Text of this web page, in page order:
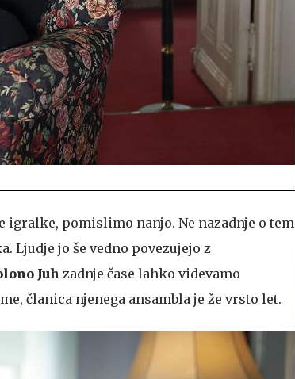
pomislimo nanjo. Ne nazadnje o tem
Ljudje jo še vedno povezujejo z
Juh zadnje čase lahko videvamo
članica njenega ansambla je že vrsto let.